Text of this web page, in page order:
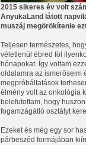
2015 sikeres év volt
AnyukaLand látott
muszáj megörökítenie
Teljesen természetes,
véletlenül ébred föl
hónapokat. Így voltam
oldalamra az ismerőseim
megpróbáltatások
élmény volt az onkológia
belefutottam, hogy
fogamzágátló osztályt
Ezeket és még egy sor
párbeszéd formájában